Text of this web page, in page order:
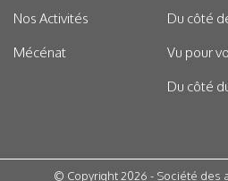
Nos Activités
Mécénat
Du côté
Vu pour
Du côté
© Copyright 2026 - Société des